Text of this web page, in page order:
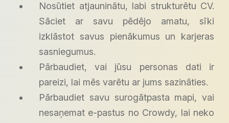
Nosūtiet atjauninātu, labi strukturētu CV.
Sāciet ar savu pēdējo amatu, sīki
izklāstot savus pienākumus un karjeras
sasniegumus.
Pārbaudiet, vai jūsu personas dati ir
pareizi, lai mēs varētu ar jums sazināties.
Pārbaudiet savu surogātpasta mapi, vai
nesaņemat e-pastus no Crowdy, lai neko